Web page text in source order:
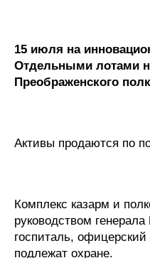
15 июля на
Отдельными лотами
Преображенского
Активы продаются по
Комплекс казарм и
руководством
госпиталь,
подлежат охране.